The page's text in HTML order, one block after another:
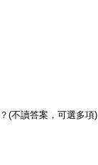
(不讀答案，可選多項)